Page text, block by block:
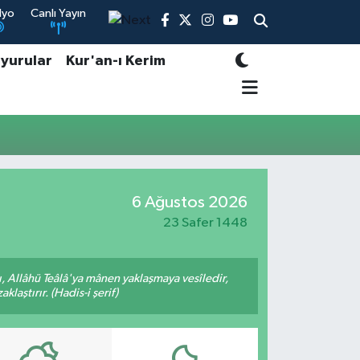
Canlı Yayın
Kur'an-ı Kerim
6 Ağustos 2026
23 Safer 1448
Allâhü Teâlâ'ya mânen yaklaşmaya vesîledir,
(Hadis-i şerif)